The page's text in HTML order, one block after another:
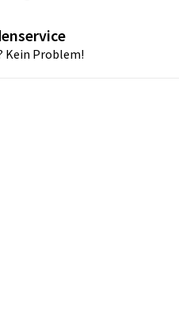
Kein Problem!